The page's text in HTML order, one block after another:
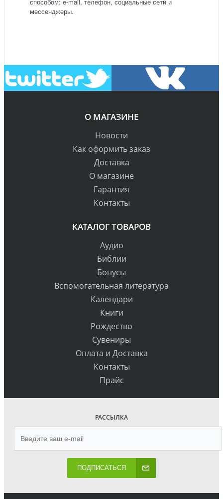
мессенджеры.
О МАГАЗИНЕ
Новости
Как оформить заказ
Доставка
О магазине
Гарантия
Контакты
КАТАЛОГ ТОВАРОВ
Аудио
Библии
Бонусы
Вспомогательная литература
Календари
Книги
Рождество
Сувениры
Оплата и Доставка
Контакты
Прайс
РАССЫЛКА
ПОДПИСАТЬСЯ